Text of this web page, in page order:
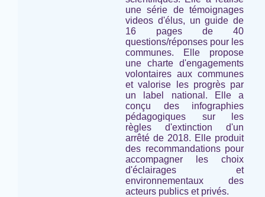
une série de témoignages
videos d'élus, un guide de
16 pages de 40
questions/réponses pour les
communes. Elle propose
une charte d'engagements
volontaires aux communes
et valorise les progrès par
un label national. Elle a
conçu des infographies
pédagogiques sur les
règles d'extinction d'un
arrêté de 2018. Elle produit
des recommandations pour
accompagner les choix
d'éclairages et
environnementaux des
acteurs publics et privés.